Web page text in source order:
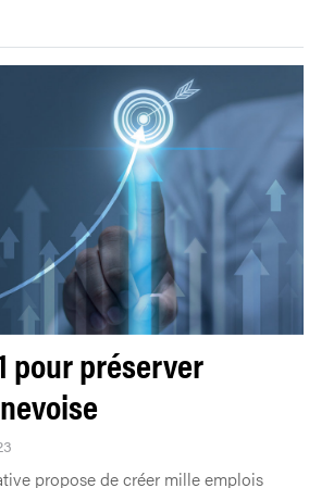
pour préserver
propose de créer mille emplois